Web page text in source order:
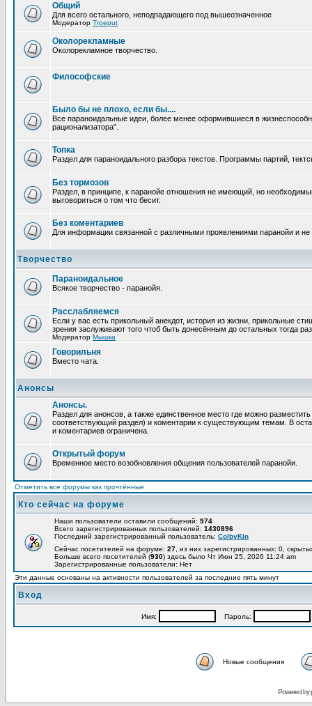
Общий
Для всего остального, неподпадающего под вышеозначенное
Модератор Troeput
Околорекламные
Околорекламное творчество.
Философские
Было бы не плохо, если бы....
Все параноидальные идеи, более менее оформившиеся в
рационализатора".
Топка
Раздел для параноидального разбора текстов. Программы партий,
Без тормозов
Раздел, в принципе, к паранойе отношения не имеющий, но
выговориться о том что бесит.
Без коментариев
Для информации связанной с различными проявлениями паранойи и
Творчество
Параноидальное
Всякое творчество - паранойя.
Расслабляемся
Если у вас есть прикольный анекдот, история из жизни, прикольные
зрения заслуживают того чтоб быть донесённым до остальных тогда
Модератор Мышка
Говорильня
Вместо чата.
Анонсы
Анонсы.
Раздел для анонсов, а также единственное место где можно
соответствующий раздел) и коментарии к существующим темам. В
и коментариев ограничена.
Открытый форум
Временное место возобновления общения пользователей паранойи.
Отметить все форумы как прочтённые
Кто сейчас на форуме
Наши пользователи оставили сообщений: 974
Всего зарегистрированных пользователей: 1430896
Последний зарегистрированный пользователь: ColbyKin
Сейчас посетителей на форуме: 27 , из них зарегистрированных: 0,
Больше всего посетителей (930) здесь было Чт Июн 25, 2026 11:24 am
Зарегистрированные пользователи: Нет
Эти данные основаны на активности пользователей за последние пять минут
Вход
Имя: Пароль:
Новые сообщения
Powered by